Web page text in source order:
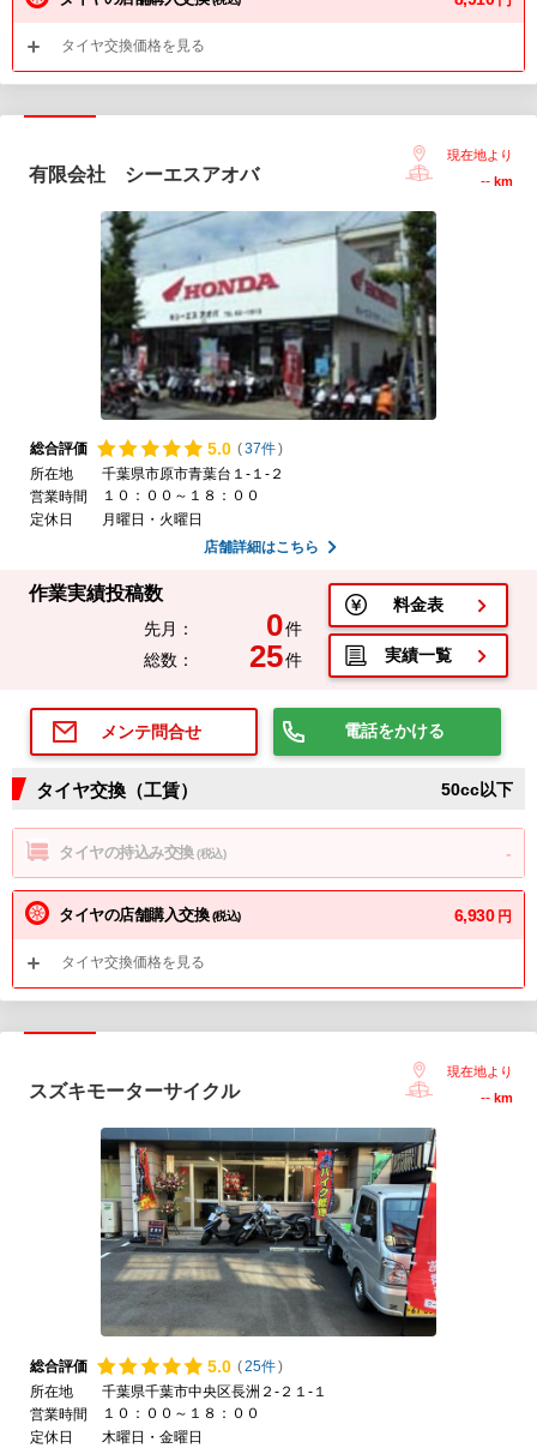
タイヤ交換価格を見る
有限会社 シーエスアオバ
現在地より
-- km
総合評価 5.0 (37件)
所在地
千葉県市原市青葉台１-１-２
営業時間
１０：００～１８：００
定休日
月曜日・火曜日
店舗詳細はこちら
作業実績投稿数
先月： 0件
総数：
25件
料金表
実績一覧
メンテ問合せ 電話をかける
タイヤ交換（工賃） 50cc以下
タイヤの持込み交換(税込) -
タイヤの店舗購入交換(税込) 6,930 円
タイヤ交換価格を見る
スズキモーターサイクル
現在地より
-- km
総合評価 5.0 (25件)
所在地
千葉県千葉市中央区長洲２-２１-１
営業時間
１０：００～１８：００
定休日
木曜日・金曜日